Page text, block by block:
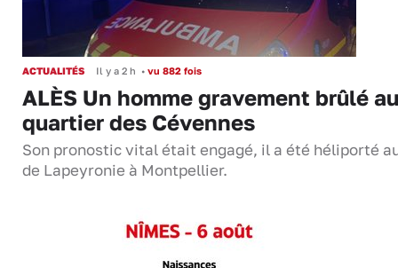
ACTUALITÉS Il y a 2 h • vu 882 fois
ALÈS Un homme gravement brûlé au
quartier des Cévennes
Son pronostic vital était engagé, il a été héliporté
de Lapeyronie à Montpellier.